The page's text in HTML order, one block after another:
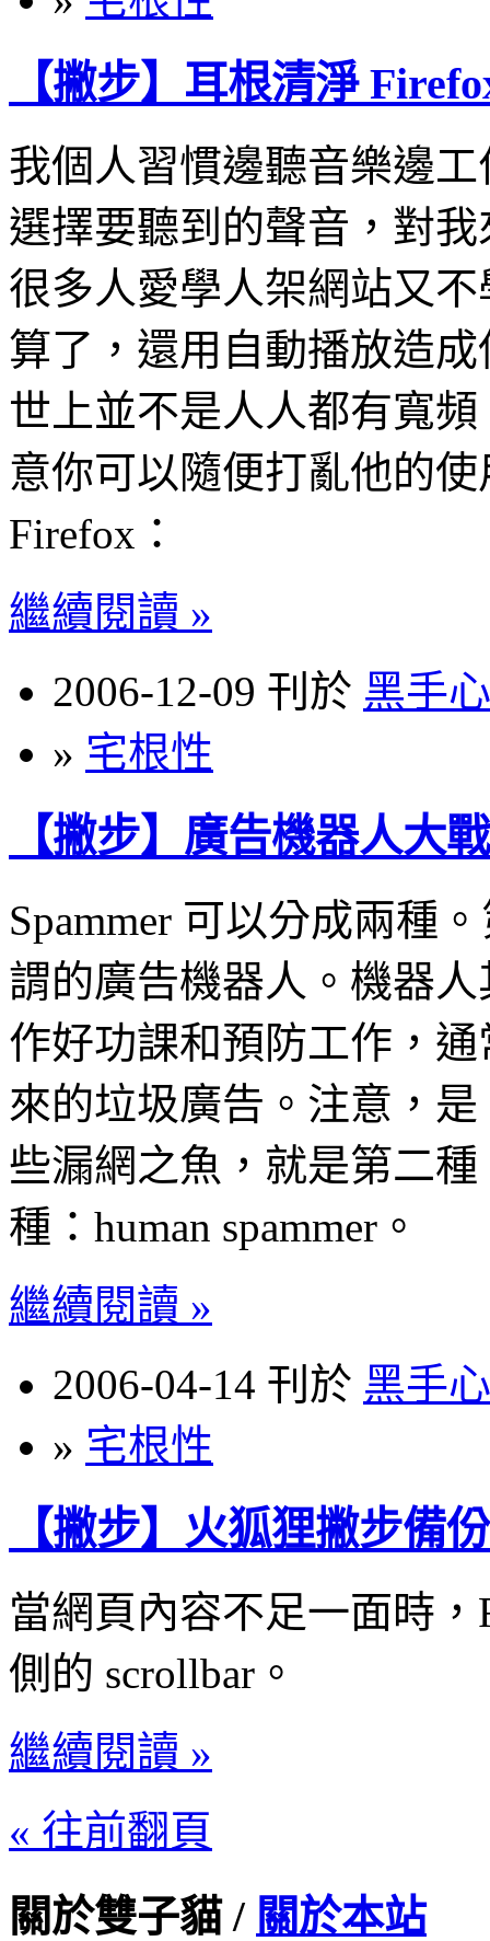
【撇步】耳根清淨
我個人習慣邊聽音樂邊
選擇要聽到的聲音，對
很多人愛學人架網站又
算了，還用自動播放造
世上並不是人人都有寬
意你可以隨便打亂他的
Firefox：
繼續閱讀 »
2006-12-09 刊於 黑手
» 宅根性
【撇步】廣告機器人大戰
Spammer 可以分成兩種
謂的廣告機器人。機器
作好功課和預防工作，
來的垃圾廣告。注意，
些漏網之魚，就是第二種
種：human spammer。
繼續閱讀 »
2006-04-14 刊於 黑手
» 宅根性
【撇步】火狐狸撇步備份
當網頁內容不足一面時
側的 scrollbar。
繼續閱讀 »
« 往前翻頁
關於雙子貓 / 關於本站